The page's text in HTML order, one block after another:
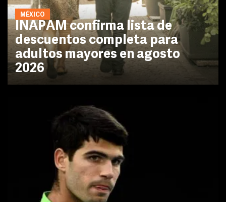
MÉXICO
INAPAM confirma lista de
descuentos completa para
adultos mayores en agosto
2026